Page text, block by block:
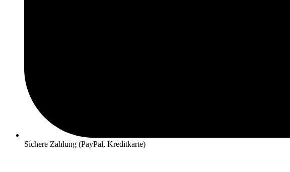
Sichere Zahlung (PayPal, Kreditkarte)